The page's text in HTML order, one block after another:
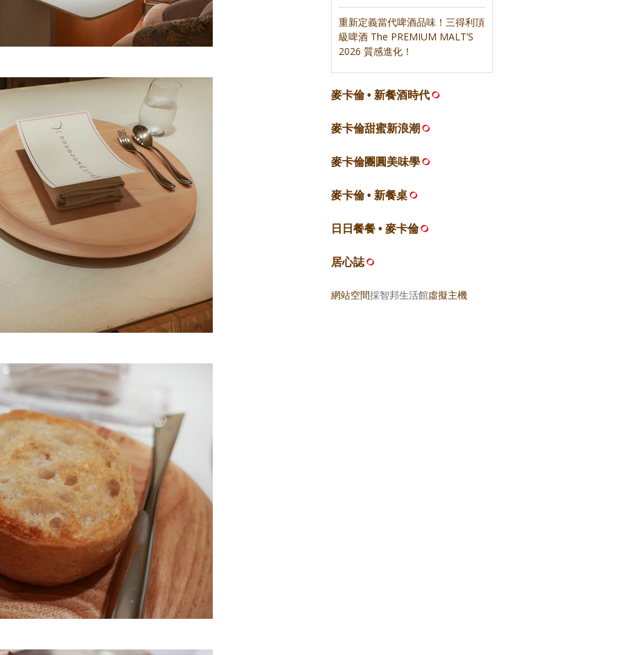
重新定義當代啤酒品味！三得利頂
級啤酒 The PREMIUM MALT’S
2026 質感進化！
麥卡倫 • 新餐酒時代
麥卡倫甜蜜新浪潮
麥卡倫團圓美味學
麥卡倫 • 新餐桌
日日餐餐 • 麥卡倫
居心誌
網站空間採智邦生活館虛擬主機